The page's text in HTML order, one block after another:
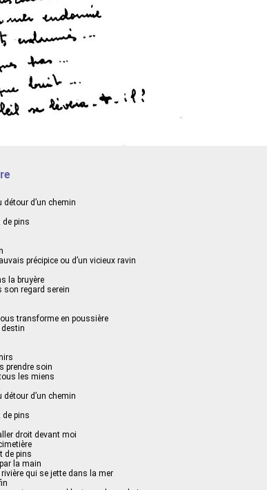
détour d’un chemin
de pins
précipice ou d’un vicieux ravin
la bruyère
son regard serein
transforme en poussière
destin
prendre soin
les miens
détour d’un chemin
de pins
droit devant moi
de pins
la main
qui se jette dans la mer